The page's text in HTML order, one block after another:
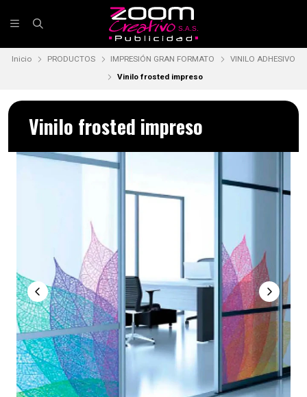
Inicio PRODUCTOS IMPRESIÓN GRAN FORMATO
VINILO ADHESIVO
Vinilo frosted impreso
Vinilo frosted impreso